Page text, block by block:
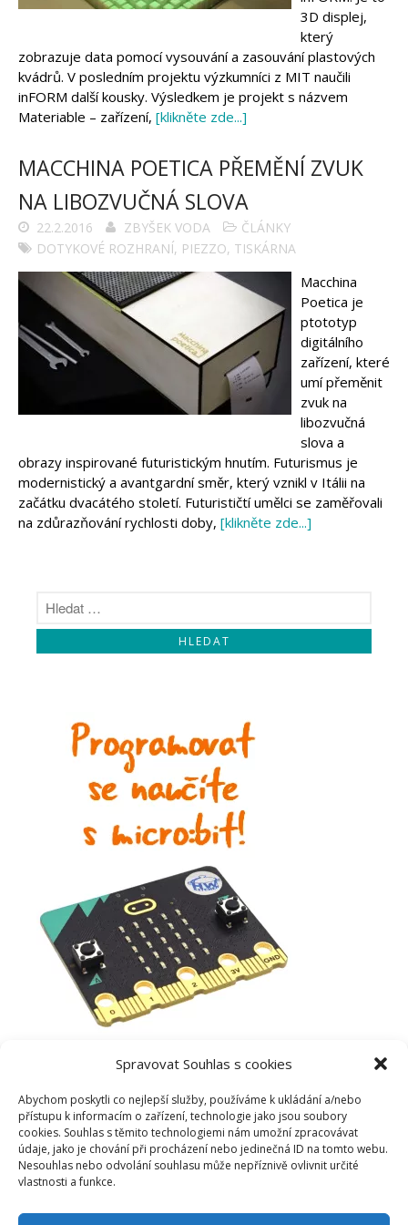
Spravovat Souhlas s cookies
Abychom poskytli co nejlepší služby, používáme k ukládání a/nebo
přístupu k informacím o zařízení, technologie jako jsou soubory
cookies. Souhlas s těmito technologiemi nám umožní zpracovávat
údaje, jako je chování při procházení nebo jedinečná ID na tomto webu.
Nesouhlas nebo odvolání souhlasu může nepříznivě ovlivnit určité
vlastnosti a funkce.
Videa
Koupit
3D displej,
který
zobrazuje data pomocí vysouvání a zasouvání plastových
kvádrů. V posledním projektu výzkumníci z MIT naučili
inFORM další kousky. Výsledkem je projekt s názvem
Materiable – zařízení, [klikněte zde...]
MACCHINA POETICA PŘEMĚNÍ ZVUK
NA LIBOZVUČNÁ SLOVA
22.2.2016 ZBYŠEK VODA
ČLÁNKY
DOTYKOVÉ ROZHRANÍ, PIEZZO, TISKÁRNA
Macchina
Poetica je
ptototyp
digitálního
zařízení, které
umí přeměnit
zvuk na
libozvučná
slova a
obrazy inspirované futuristickým hnutím. Futurismus je
modernistický a avantgardní směr, který vznikl v Itálii na
začátku dvacátého století. Futurističtí umělci se zaměřovali
na zdůrazňování rychlosti doby, [klikněte zde...]